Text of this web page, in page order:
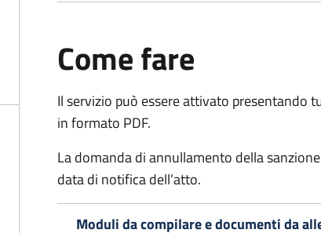
Come fare
Il servizio può essere attivato presentando
in formato PDF.
La domanda di annullamento della
data di notifica dell’atto.
Moduli da compilare e documenti da